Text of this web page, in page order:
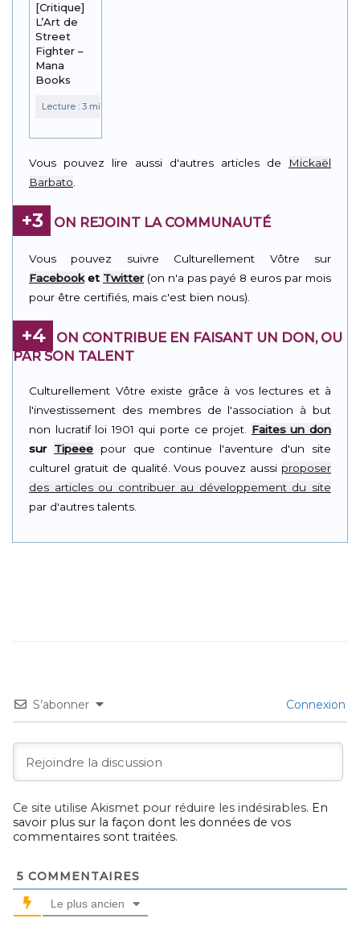
[Critique]
L’Art de
Street
Fighter –
Mana
Books
Vous pouvez lire aussi d'autres articles de
Mickaël
Barbato.
+3 ON REJOINT LA COMMUNAUTÉ
Vous pouvez suivre Culturellement Vôtre sur
Facebooket Twitter(on n'a pas payé 8 euros par mois
pour être certifiés, mais c'est bien nous).
+4
ON CONTRIBUE EN FAISANT UN DON, OU
PAR SON TALENT
Culturellement Vôtre existe grâce à vos lectures et à
l'investissement des membres de l'association à but
non lucratif loi 1901 qui porte ce projet. Faites un don
sur Tipeee pour que continue l'aventure d'un site
culturel gratuit de qualité. Vous pouvez aussi proposer
des articles ou contribuer au développement du site
par d'autres talents.
S’abonner Connexion
Ce site utilise Akismet pour réduire les indésirables. En
savoir plus sur la façon dont les données de vos
commentaires sont traitées.
5 COMMENTAIRES
Le plus ancien